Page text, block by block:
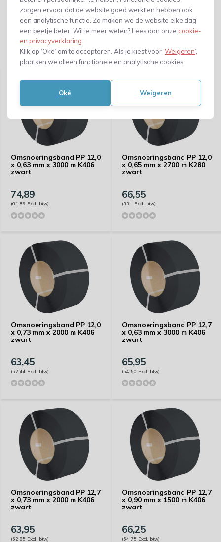
zorgen ervoor dat de website goed werkt en hebben ook
een analytische functie. Zo maken we de website elke dag
een beetje beter. Wil je meer weten? Lees dan onze cookie-
en privacyverklaring
Klik op ‘Oké’ om te accepteren. Als je kiest voor ‘Weigeren’,
plaatsen we alleen functionele en analytische cookies.
Oké Weigeren
Gerelateerde producten
Omsnoeringsband PP 12,0
x 0,63 mm x 3000 m K406
zwart
74,89
(61,89 Excl. btw)
Omsnoeringsband PP 12,0
x 0,65 mm x 2700 m K280
zwart
66,55
(55,- Excl. btw)
Omsnoeringsband PP 12,0
x 0,73 mm x 2000 m K406
zwart
63,45
(52,44 Excl. btw)
Omsnoeringsband PP 12,7
x 0,63 mm x 3000 m K406
zwart
65,95
(54,50 Excl. btw)
Omsnoeringsband PP 12,7
x 0,73 mm x 2000 m K406
zwart
63,95
(52,85 Excl. btw)
Omsnoeringsband PP 12,7
x 0,90 mm x 1500 m K406
zwart
66,25
(54,75 Excl. btw)